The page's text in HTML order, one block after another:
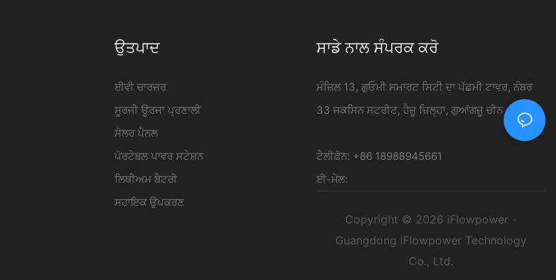
ਉਤਪਾਦ
ਈਵੀ ਚਾਰਜਰ
ਸੂਰਜੀ ਊਰਜਾ ਪ੍ਰਣਾਲੀ
ਸੋਲਰ ਪੈਨਲ
ਪੋਰਟੇਬਲ ਪਾਵਰ ਸਟੇਸ਼ਨ
ਲਿਥੀਅਮ ਬੈਟਰੀ
ਸਹਾਇਕ ਉਪਕਰਣ
ਸਾਡੇ ਨਾਲ ਸੰਪਰਕ ਕਰੋ
ਮੰਜ਼ਿਲ 13, ਗੁਓਮੀ ਸਮਾਰਟ ਸਿਟੀ ਦਾ ਪੱਛਮੀ ਟਾਵਰ, ਨੰਬਰ
33 ਜਕਸਿਨ ਸਟਰੀਟ, ਹੈਜ਼ੂ ਜ਼ਿਲ੍ਹਾ, ਗੁਆਂਗਜ਼ੂ ਚੀਨ
ਟੈਲੀਫ਼ੋਨ: +86 18988945661
ਈ-ਮੇਲ:
Copyright © 2026 iFlowpower -
Guangdong iFlowpower Technology
Co., Ltd.